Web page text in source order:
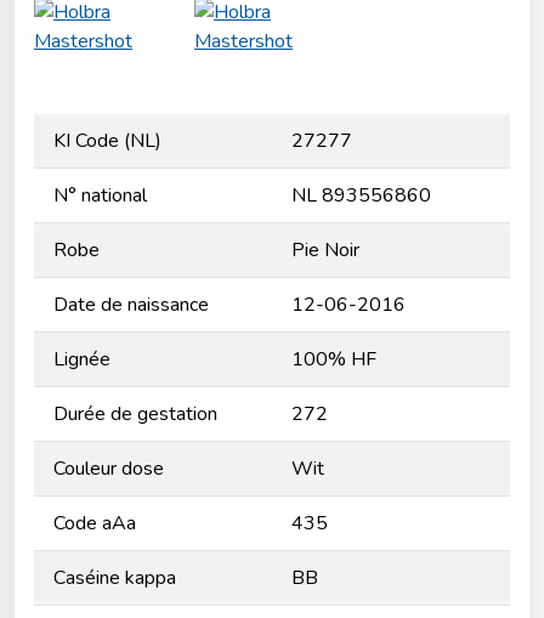
KI Code (NL) 27277
N° national NL 893556860
Robe Pie Noir
Date de naissance 12-06-2016
Lignée 100% HF
Durée de gestation 272
Couleur dose Wit
Code aAa 435
Caséine kappa BB